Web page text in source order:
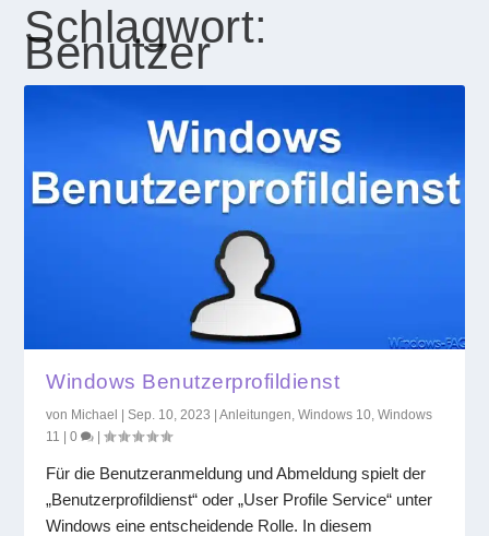
Schlagwort:
Benutzer
Windows Benutzerprofildienst
von Michael |Sep. 10, 2023 |Anleitungen ,Windows 10 ,Windows
11 |0 |
Für die Benutzeranmeldung und Abmeldung spielt der
„Benutzerprofildienst“ oder „User Profile Service“ unter
Windows eine entscheidende Rolle. In diesem